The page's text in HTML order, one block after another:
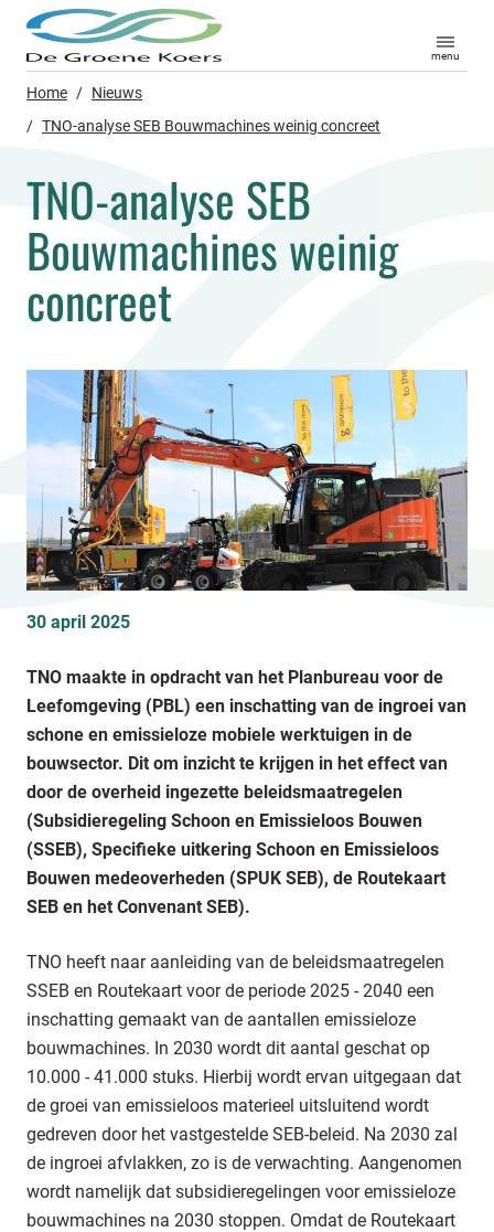
menu
Home / Nieuws
/ TNO-analyse SEB Bouwmachines weinig concreet
TNO-analyse SEB
Bouwmachines weinig
concreet
30 april 2025
TNO maakte in opdracht van het Planbureau voor de
Leefomgeving (PBL) een inschatting van de ingroei van
schone en emissieloze mobiele werktuigen in de
bouwsector. Dit om inzicht te krijgen in het effect van
door de overheid ingezette beleidsmaatregelen
(Subsidieregeling Schoon en Emissieloos Bouwen
(SSEB), Specifieke uitkering Schoon en Emissieloos
Bouwen medeoverheden (SPUK SEB), de Routekaart
SEB en het Convenant SEB).
TNO heeft naar aanleiding van de beleidsmaatregelen
SSEB en Routekaart voor de periode 2025 - 2040 een
inschatting gemaakt van de aantallen emissieloze
bouwmachines. In 2030 wordt dit aantal geschat op
10.000 - 41.000 stuks. Hierbij wordt ervan uitgegaan dat
de groei van emissieloos materieel uitsluitend wordt
gedreven door het vastgestelde SEB-beleid. Na 2030 zal
de ingroei afvlakken, zo is de verwachting. Aangenomen
wordt namelijk dat subsidieregelingen voor emissieloze
bouwmachines na 2030 stoppen. Omdat de Routekaart